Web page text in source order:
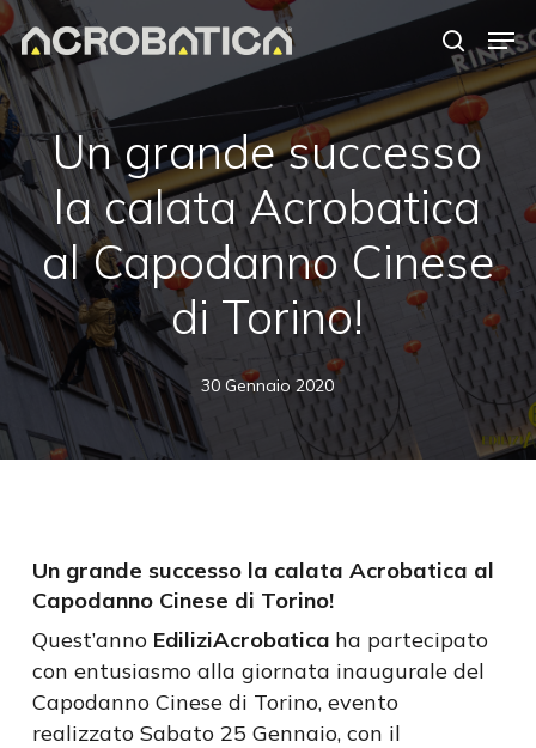
Skip
to
main
content
search
Un grande successo
la calata Acrobatica
al Capodanno Cinese
di Torino!
30 Gennaio 2020
Un grande successo la calata Acrobatica al
Capodanno Cinese di Torino!
Quest’anno EdiliziAcrobaticaha partecipato
con entusiasmo alla giornata inaugurale del
Capodanno Cinese di Torino, evento
realizzato Sabato 25 Gennaio, con il
Close
Menu